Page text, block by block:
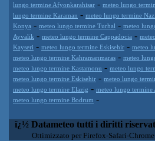
lungo termine Afyonkarahisar - meteo lungo
lungo termine Karaman - meteo lungo termine
Konya - meteo lungo termine Turhal - meteo
Ayvalik - meteo lungo termine Cappadocia -
Kayseri - meteo lungo termine Eskisehir - meteo
meteo lungo termine Kahramanmaras - meteo
meteo lungo termine Kastamonu - meteo lungo
meteo lungo termine Eskisehir - meteo lungo
meteo lungo termine Elazig - meteo lungo termine
meteo lungo termine Bodrum -
ï¿½ Datameteo tutti i diritti
Ottimizzato per Firefox-Safari-